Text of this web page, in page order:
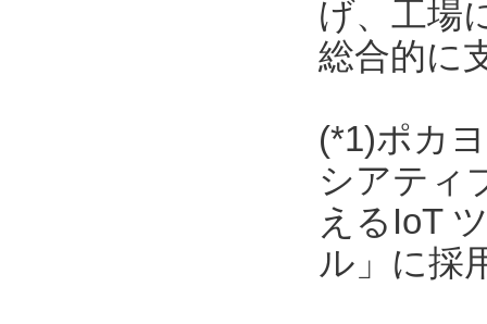
げ、工場
総合的に
(*1)ポカ
シアティ
えるIoT
ル」に採